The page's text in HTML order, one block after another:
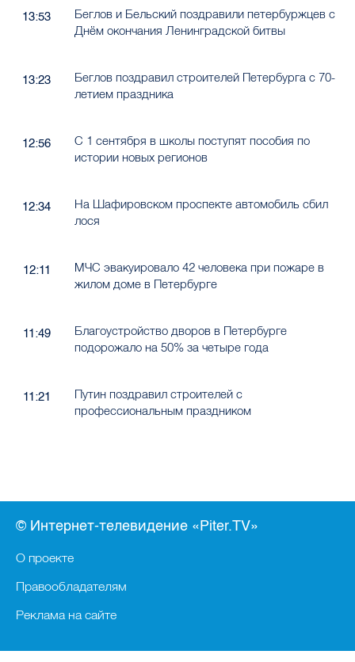
13:53
Беглов и Бельский поздравили петербуржцев с
Днём окончания Ленинградской битвы
13:23
Беглов поздравил строителей Петербурга с 70-
летием праздника
12:56
С 1 сентября в школы поступят пособия по
истории новых регионов
12:34
На Шафировском проспекте автомобиль сбил
лося
12:11
МЧС эвакуировало 42 человека при пожаре в
жилом доме в Петербурге
11:49
Благоустройство дворов в Петербурге
подорожало на 50% за четыре года
11:21
Путин поздравил строителей с
профессиональным праздником
© Интернет-телевидение «Piter.TV»
О проекте
Правообладателям
Реклама на сайте